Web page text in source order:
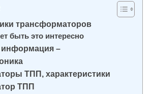
трансформаторов
быть это интересно
–
ТПП, характеристики
ТПП